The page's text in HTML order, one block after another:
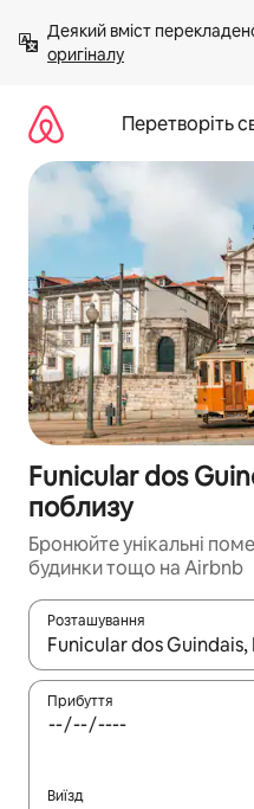
вмісту
Деякий вміст
оригіналу
Перетворіть
Funicular dos
поблизу
Бронюйте унікальні
будинки тощо на Airbnb
Розташування
Отримавши результати
Прибуття
Виїзд